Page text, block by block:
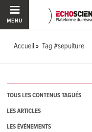
MENU
Accueil Tag #sepulture
TOUS LES CONTENUS TAGUÉS
LES ARTICLES
LES ÉVÉNEMENTS